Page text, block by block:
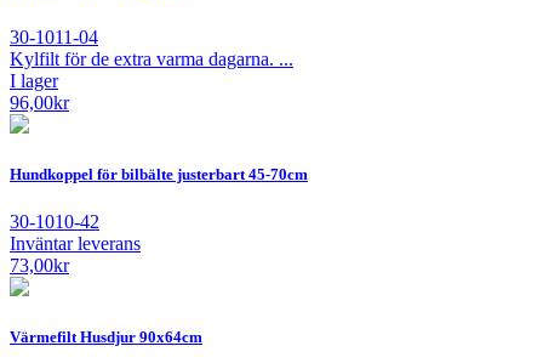
30-1011-04
Kylfilt för de extra varma dagarna. ...
I lager
96,00kr
Hundkoppel för bilbälte justerbart 45-70cm
30-1010-42
Inväntar leverans
73,00kr
Värmefilt Husdjur 90x64cm